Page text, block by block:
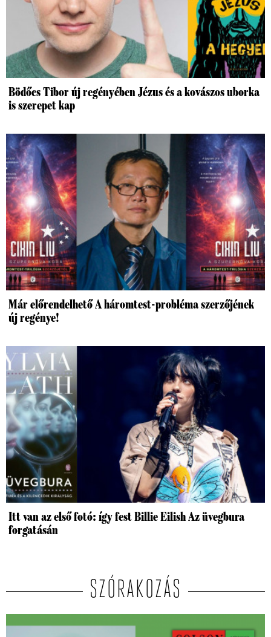
Bödőcs Tibor új regényében Jézus és a kovászos uborka
is szerepet kap
Már előrendelhető A háromtest-probléma szerzőjének
új regénye!
Itt van az első fotó: így fest Billie Eilish Az üvegbura
forgatásán
SZÓRAKOZÁS